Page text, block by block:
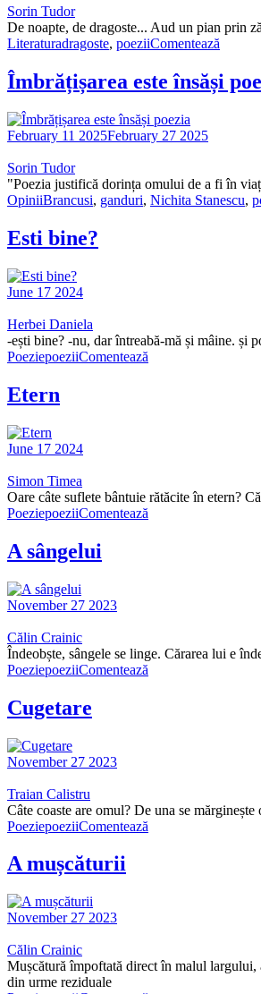
Sorin Tudor
De noapte, de dragoste... Aud un pian prin
Literaturadragoste, poeziiComentează
Îmbrățișarea este însăși
February 11 2025February 27 2025
Sorin Tudor
"Poezia justifică dorința omului de a fi în
OpiniiBrancusi, ganduri, Nichita Stanescu,
Esti bine?
June 17 2024
Herbei Daniela
-ești bine? -nu, dar întreabă-mă și mâine. și
PoeziepoeziiComentează
Etern
June 17 2024
Simon Timea
Oare câte suflete bântuie rătăcite în etern?
PoeziepoeziiComentează
A sângelui
November 27 2023
Călin Crainic
Îndeobște, sângele se linge. Cărarea lui e
PoeziepoeziiComentează
Cugetare
November 27 2023
Traian Calistru
Câte coaste are omul? De una se
PoeziepoeziiComentează
A mușcăturii
November 27 2023
Călin Crainic
Mușcătură împoftată direct în malul largului,
din urme reziduale